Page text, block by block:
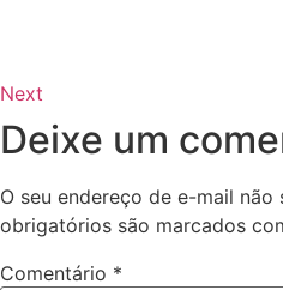
Next
Deixe um
O seu endereço de e-mail não
obrigatórios são marcados
Comentário *